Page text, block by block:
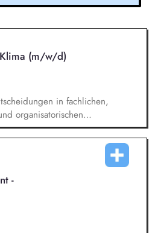
(m/w/d)
in fachlichen,
organisatorischen
der Arbeit und des
der Arbeitsverfahren und -mittel,
neuen Abteilung, Etablierung
Klima innerhalb der
der Themen Klimaschutz,
Wärmeplanung und
-